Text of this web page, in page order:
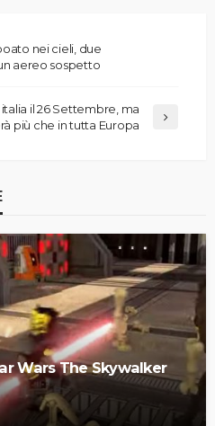
nei cieli, due
aereo sospetto
il 26 Settembre, ma
più che in tutta Europa
Wars The Skywalker